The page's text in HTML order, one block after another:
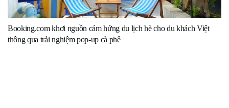
Booking.com khơi nguồn cảm hứng du lịch hè cho du khách Việt
thông qua trải nghiệm pop-up cà phê